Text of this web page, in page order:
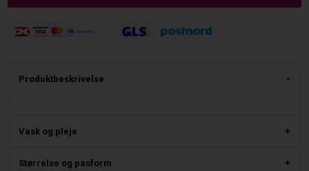
Produktbeskrivelse
Vask og pleje
Størrelse og pasform